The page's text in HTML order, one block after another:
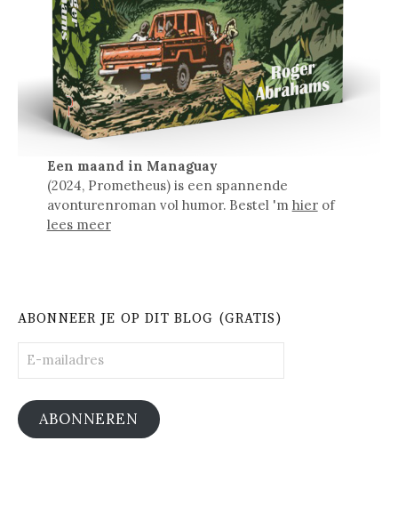
Een maand in Managuay
(2024, Prometheus) is een spannende
avonturenroman vol humor. Bestel 'm hierof
lees meer
ABONNEER JE OP DIT BLOG (GRATIS)
mailadres
ABONNEREN